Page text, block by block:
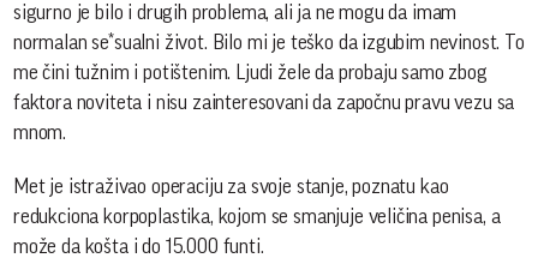
sigurno je bilo i drugih problema, ali ja ne mogu da imam
normalan se*sualni život. Bilo mi je teško da izgubim nevinost. To
me čini tužnim i potištenim. Ljudi žele da probaju samo zbog
faktora noviteta i nisu zainteresovani da započnu pravu vezu sa
mnom.
Met je istraživao operaciju za svoje stanje, poznatu kao
redukciona korpoplastika, kojom se smanjuje veličina penisa, a
može da košta i do 15.000 funti.